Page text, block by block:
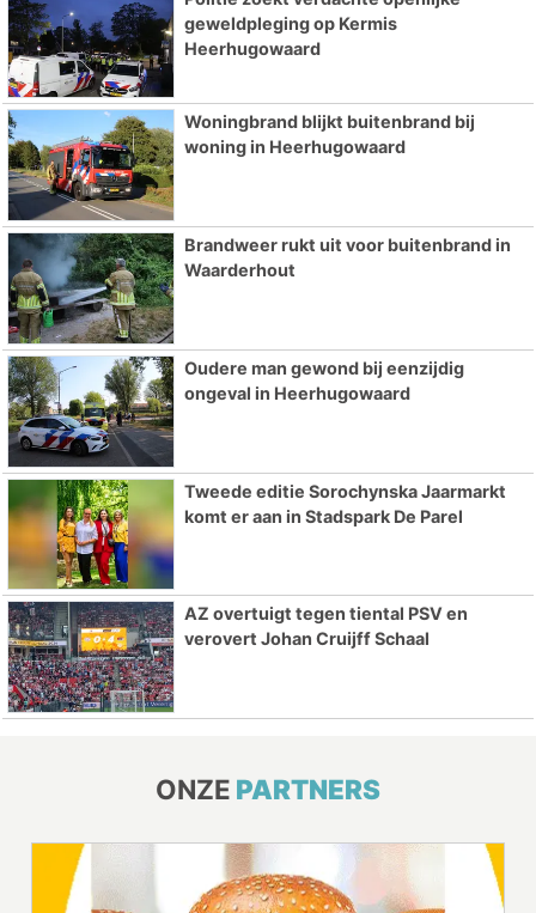
geweldpleging op Kermis
Heerhugowaard
Woningbrand blijkt buitenbrand bij
woning in Heerhugowaard
Brandweer rukt uit voor buitenbrand in
Waarderhout
Oudere man gewond bij eenzijdig
ongeval in Heerhugowaard
Tweede editie Sorochynska Jaarmarkt
komt er aan in Stadspark De Parel
AZ overtuigt tegen tiental PSV en
verovert Johan Cruijff Schaal
ONZE PARTNERS